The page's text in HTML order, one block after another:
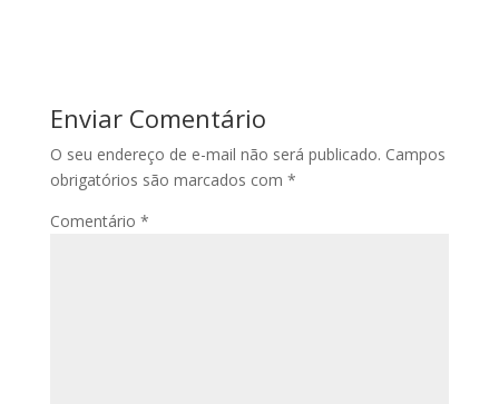
Enviar Comentário
O seu endereço de e-mail não será publicado. Campos
obrigatórios são marcados com *
Comentário *